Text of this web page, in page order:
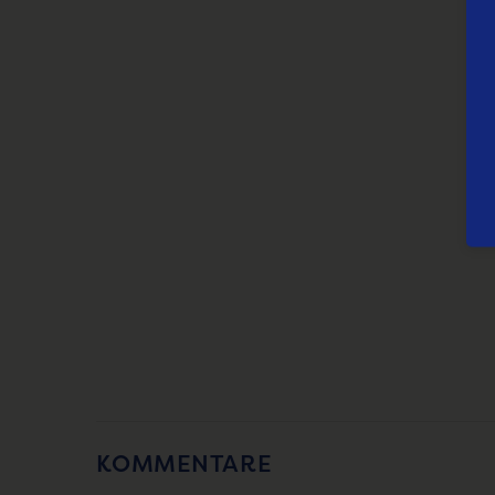
KOMMENTARE